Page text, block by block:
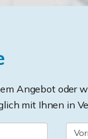
Angebot oder
mit Ihnen in